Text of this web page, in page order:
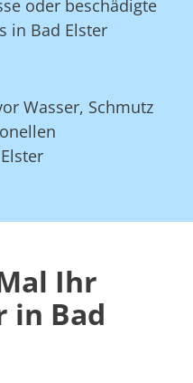
oder beschädigte
in Bad Elster
Wasser, Schmutz
Ihr
in Bad